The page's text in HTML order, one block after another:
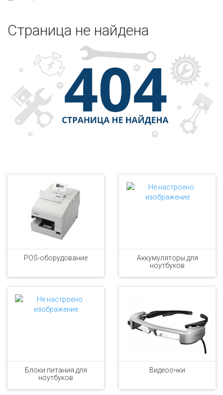
Страница не найдена
POS-оборудование
Аккумуляторы для
ноутбуков
Блоки питания для
ноутбуков
Видеоочки